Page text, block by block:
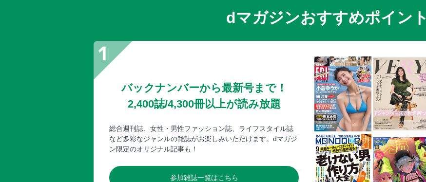
dマガジンおすすめポイント
バックナンバーから最新号まで！
2,400誌/4,300冊以上が読み放題
総合週刊誌、女性・男性ファッション誌、ライフスタイル誌
など多彩なジャンルの雑誌がお楽しみいただけます。dマガジ
ン限定のオリジナル記事も！
参加雑誌一覧はこちら